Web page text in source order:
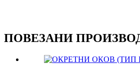
ПОВЕЗАНИ